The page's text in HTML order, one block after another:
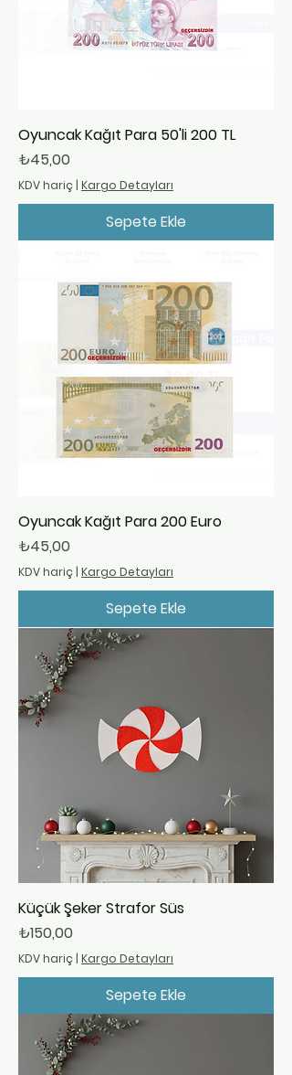
Oyuncak Kağıt Para 50'li 200 TL
Fiyat
₺45,00
KDV hariç | Kargo Detayları
Sepete Ekle
Oyuncak Kağıt Para 200 Euro
Fiyat
₺45,00
KDV hariç | Kargo Detayları
Sepete Ekle
Küçük Şeker Strafor Süs
Fiyat
₺150,00
KDV hariç | Kargo Detayları
Sepete Ekle